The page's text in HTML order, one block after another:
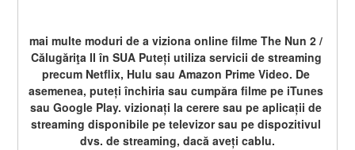
mai multe moduri de a viziona online filme The Nun 2 /
Călugăriţa II în SUA Puteți utiliza servicii de streaming
precum Netflix, Hulu sau Amazon Prime Video. De
asemenea, puteți închiria sau cumpăra filme pe iTunes
sau Google Play. vizionați la cerere sau pe aplicații de
streaming disponibile pe televizor sau pe dispozitivul
dvs. de streaming, dacă aveți cablu.